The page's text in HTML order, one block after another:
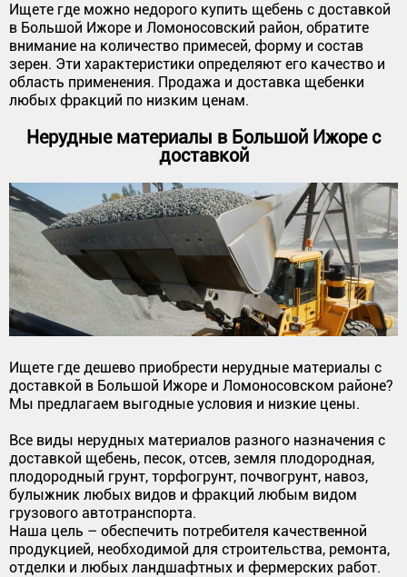
Ищете где можно недорого купить щебень с доставкой
в Большой Ижоре и Ломоносовский район, обратите
внимание на количество примесей, форму и состав
зерен. Эти характеристики определяют его качество и
область применения. Продажа и доставка щебенки
любых фракций по низким ценам.
Нерудные материалы в Большой Ижоре с
доставкой
Ищете где дешево приобрести нерудные материалы с
доставкой в Большой Ижоре и Ломоносовском районе?
Мы предлагаем выгодные условия и низкие цены.
Все виды нерудных материалов разного назначения с
доставкой щебень, песок, отсев, земля плодородная,
плодородный грунт, торфогрунт, почвогрунт, навоз,
булыжник любых видов и фракций любым видом
грузового автотранспорта.
Наша цель – обеспечить потребителя качественной
продукцией, необходимой для строительства, ремонта,
отделки и любых ландшафтных и фермерских работ.